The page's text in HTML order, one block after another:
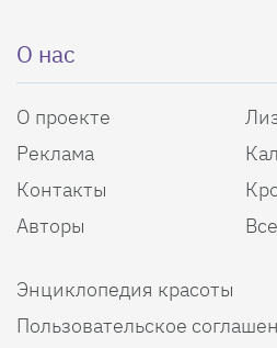
О нас
О проекте
Реклама
Контакты
Авторы
Энциклопедия красоты
Пользовательское